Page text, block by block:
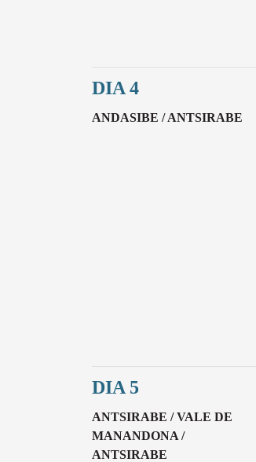
DIA 4
ANDASIBE / ANTSIRABE
DIA 5
ANTSIRABE / VALE DE
MANANDONA /
ANTSIRABE